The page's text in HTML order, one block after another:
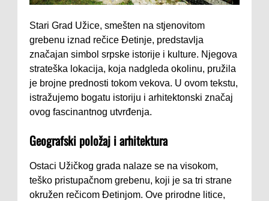
Stari Grad Užice, smešten na stjenovitom
grebenu iznad rečice Đetinje, predstavlja
značajan simbol srpske istorije i kulture. Njegova
strateška lokacija, koja nadgleda okolinu, pružila
je brojne prednosti tokom vekova. U ovom tekstu,
istražujemo bogatu istoriju i arhitektonski značaj
ovog fascinantnog utvrđenja.
Geografski položaj i arhitektura
Ostaci Užičkog grada nalaze se na visokom,
teško pristupačnom grebenu, koji je sa tri strane
okružen rečicom Đetinjom. Ove prirodne litice,